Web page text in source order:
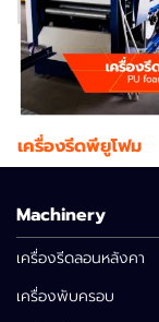
เครื่องรีดพียูโฟม
Machinery
เครื่องรีดลอนหลังคา
เครื่องพับครอบ